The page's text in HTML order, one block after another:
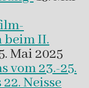
II.
Mai 2025
vom 23.-25.
Neisse